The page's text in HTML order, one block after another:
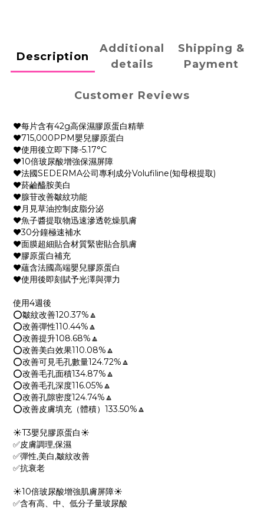
Description
Additional
details
Shipping &
Payment
Customer Reviews
❤️每片含有42g高保濕膠原蛋白精華
❤️715,000PPM嬰兒膠原蛋白
❤️使用後立即下降-5.17°C
❤️10倍玻尿酸增強保濕屏障
❤️法國SEDERMA公司專利成分Volufiline(知母根提取)
❤️菸鹼醯胺美白
❤️腺苷改善皺紋功能
❤️月見草油控制皮脂分泌
❤️魚子醬提取物迅速滲透乾燥肌膚
❤️30分鐘極速補水
❤️面膜超細貼合材質緊密貼合肌膚
❤️膠原蛋白補充
❤️蘊含法國高端嬰兒膠原蛋白
❤️使用後即刻賦予光澤與彈力
使用4週後
⭕皺紋改善120.37%🔼
⭕改善彈性110.44%🔼
⭕改善提升108.68%🔼
⭕改善美白效果110.08%🔼
⭕改善可見毛孔數量124.72%🔼
⭕改善毛孔面積134.87%🔼
⭕改善毛孔深度116.05%🔼
⭕改善孔隙密度124.74%🔼
⭕改善皮膚填充（體積）133.50%🔼
☀️T3嬰兒膠原蛋白☀️
✅皮膚調理,保濕
✅彈性,美白,皺紋改善
✅抗衰老
☀️10倍玻尿酸增強肌膚屏障☀️
✅含有高、中、低分子量玻尿酸